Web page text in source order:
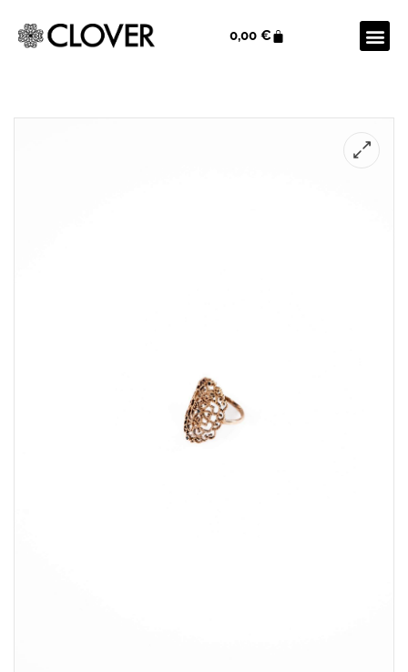
0,00 €